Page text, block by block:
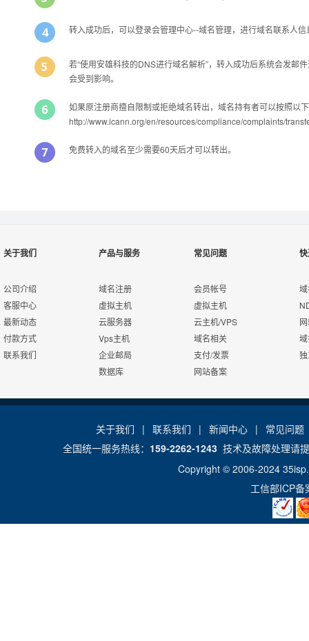
转入成功后，可以登录会管理中心--域名管理，进行域名联系人
若“使用安雄科技的DNS进行域名解析”，转入成功后系统会发邮
会受到影响。
如果原注册商擅自限制或拒绝域名转出，域名持有者可以按照以
http://www.icann.org/en/resources/compliance/complaints/
免费转入的域名至少需要60天后才可以转出。
转入域名产品名称
CN域名
A 可以的，只要您有域名转移密码，可以在转入过程中或转入成功后直
Q 域名转移过程中还可以正常解析吗？
A
转移过程中，DNS解析不会受到影响。如果您选择的是“转入成功后自
理中心添加好这个域名的解析记录。
关于我们
公司介绍
客服中心
最新动态
付款方式
联系我们
产品与服务
域名注册
虚拟主机
云服务器
Vps主机
企业邮局
数据库
常见问题
会员帐号
虚拟主机
云主机/VPS
域名相关
支付/发票
网站备案
关于我们 | 联系我们 | 新闻中心 |
常见问题
全国统一服务热线： 159-2262-1243 技术及故障处理请
Copyright © 2006-2024
工信部ICP备